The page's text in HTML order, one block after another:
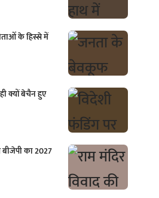
के हिस्से में
क्यों बेचैन हुए
का 2027